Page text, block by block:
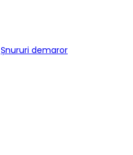
Șnururi demaror